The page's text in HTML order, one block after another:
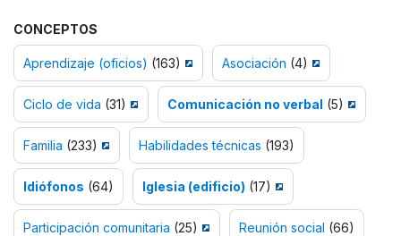
CONCEPTOS
Aprendizaje (oficios) (163) Asociación (4)
Ciclo de vida (31) Comunicación no verbal (5)
Familia (233) Habilidades técnicas (193)
Idiófonos (64) Iglesia (edificio) (17)
Participación comunitaria (25) Reunión social (66)